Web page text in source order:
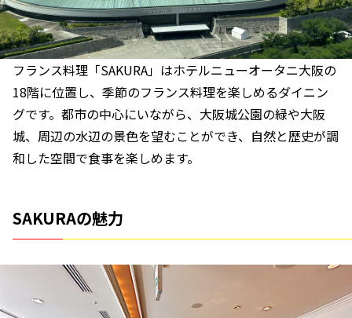
フランス料理「SAKURA」はホテルニューオータニ大阪の
18階に位置し、季節のフランス料理を楽しめるダイニン
グです。都市の中心にいながら、大阪城公園の緑や大阪
城、周辺の水辺の景色を望むことができ、自然と歴史が調
和した空間で食事を楽しめます。
SAKURAの魅力